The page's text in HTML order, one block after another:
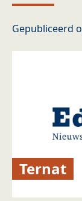
Gepubliceerd
Ternat